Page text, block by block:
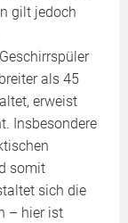
gilt jedoch
als 45
erweist
Insbesondere
somit
sich die
– hier ist